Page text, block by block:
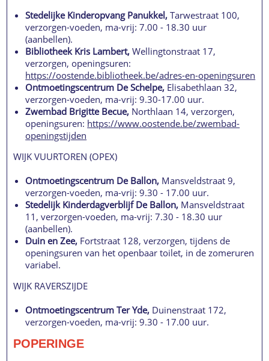
Stedelijke Kinderopvang Panukkel,Tarwestraat 100,
verzorgen-voeden, ma-vrij: 7.00 - 18.30 uur
(aanbellen).
Bibliotheek Kris Lambert,Wellingtonstraat 17,
verzorgen, openingsuren:
https://oostende.bibliotheek.be/adres-en-openingsuren
Ontmoetingscentrum De Schelpe, Elisabethlaan 32,
verzorgen-voeden, ma-vrij: 9.30-17.00 uur.
Zwembad Brigitte Becue, Northlaan 14, verzorgen,
openingsuren: https://www.oostende.be/zwembad-
openingstijden
WIJK VUURTOREN (OPEX)
Ontmoetingscentrum De Ballon, Mansveldstraat 9,
verzorgen-voeden, ma-vrij: 9.30 - 17.00 uur.
Stedelijk Kinderdagverblijf De Ballon, Mansveldstraat
11, verzorgen-voeden, ma-vrij: 7.30 - 18.30 uur
(aanbellen).
Duin en Zee, Fortstraat 128, verzorgen, tijdens de
openingsuren van het openbaar toilet, in de zomeruren
variabel.
WIJK RAVERSZIJDE
Ontmoetingscentrum Ter Yde, Duinenstraat 172,
verzorgen-voeden, ma-vrij: 9.30 - 17.00 uur.
POPERINGE